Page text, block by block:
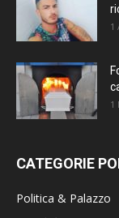
1
1
CATEGORIE
Politica & Palazzo